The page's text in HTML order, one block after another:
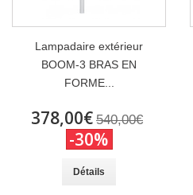
Lampadaire extérieur
BOOM-3 BRAS EN
FORME...
378,00€ 540,00€
-30%
Détails